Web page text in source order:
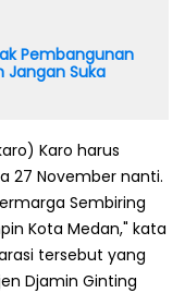
Pembangunan
Jangan Suka
Karo harus
27 November nanti.
Sembiring
Kota Medan," kata
tersebut yang
Djamin Ginting